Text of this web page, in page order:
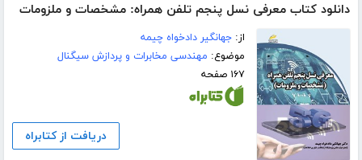
دانلود کتاب معرفی نسل پنجم تلفن همراه: مشخصات و ملزومات
از:جهانگیر دادخواه چیمه
موضوع: مهندسی مخابرات و پردازش سیگنال
۱۶۷ صفحه
دریافت از کتابراه